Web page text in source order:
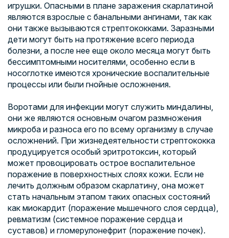
игрушки. Опасными в плане заражения скарлатиной
являются взрослые с банальными ангинами, так как
они также вызываются стрептококками. Заразными
дети могут быть на протяжение всего периода
болезни, а после нее еще около месяца могут быть
бессимптомными носителями, особенно если в
носоглотке имеются хронические воспалительные
процессы или были гнойные осложнения.
Воротами для инфекции могут служить миндалины,
они же являются основным очагом размножения
микроба и разноса его по всему организму в случае
осложнений. При жизнедеятельности стрептококка
продуцируется особый эритротоксин, который
может провоцировать острое воспалительное
поражение в поверхностных слоях кожи. Если не
лечить должным образом скарлатину, она может
стать начальным этапом таких опасных состояний
как миокардит (поражение мышечного слоя сердца),
ревматизм (системное поражение сердца и
суставов) и гломерулонефрит (поражение почек).